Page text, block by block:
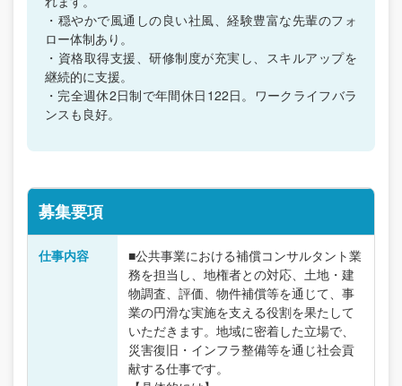
・穏やかで風通しの良い社風、経験豊富な先輩のフォ
ロー体制あり。
・資格取得支援、研修制度が充実し、スキルアップを
継続的に支援。
・完全週休2日制で年間休日122日。ワークライフバラ
ンスも良好。
募集要項
仕事内容
■公共事業における補償コンサルタント業
務を担当し、地権者との対応、土地・建
物調査、評価、物件補償等を通じて、事
業の円滑な実施を支える役割を果たして
いただきます。地域に密着した立場で、
災害復旧・インフラ整備等を通じ社会貢
献する仕事です。